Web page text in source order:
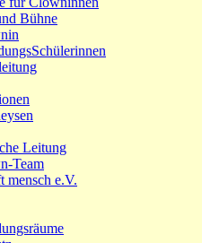
Bühne
Leitung
Team
mensch e.V.